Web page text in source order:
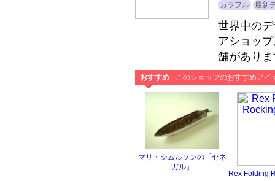
カラフル 最新
世界中の
アショッ
舗があり
おすすめ このショップのおすすめアイ
マリ・シムルソンの「セネ
ガル」
Rex Folding